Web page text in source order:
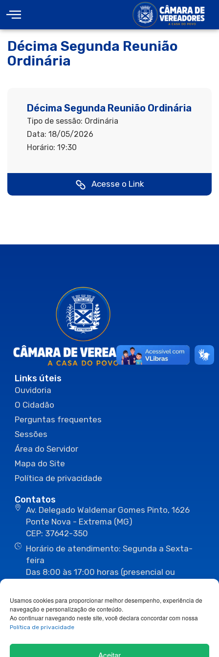
Usamos cookies para proporcionar melhor desempenho, experiência de
navegação e personalização de conteúdo.
Ao continuar navegando neste site, você declara concordar com nossa
Política de privacidade
Aceitar
Décima Segunda Reunião
Ordinária
Décima Segunda Reunião Ordinária
Tipo de sessão: Ordinária
Data: 18/05/2026
Horário: 19:30
Acesse o Link
Links úteis
Ouvidoria
O Cidadão
Perguntas frequentes
Sessões
Área do Servidor
Mapa do Site
Política de privacidade
Contatos
Av. Delegado Waldemar Gomes Pinto, 1626
Ponte Nova - Extrema (MG)
CEP: 37642-350
Horário de atendimento: Segunda a Sexta-
feira
Das 8:00 às 17:00 horas (presencial ou
(35) 3435-1112 (35) 3435-3063
ouvidoria@camaraextrema.mg.gov.br
imprensa@camaraextrema.mg.gov.br
Siga-nos: